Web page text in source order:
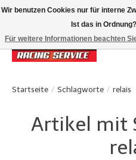
Klanten beoordelen ons met een 4,8/5
Startseite / Schlagworte / relais
Artikel mit
Wir benutzen Cookies nur für interne
Ist das in Ordnung?
Für weitere Informationen beachten